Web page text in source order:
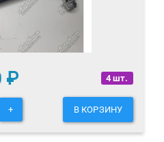
4 шт.
₽
+ В КОРЗИНУ